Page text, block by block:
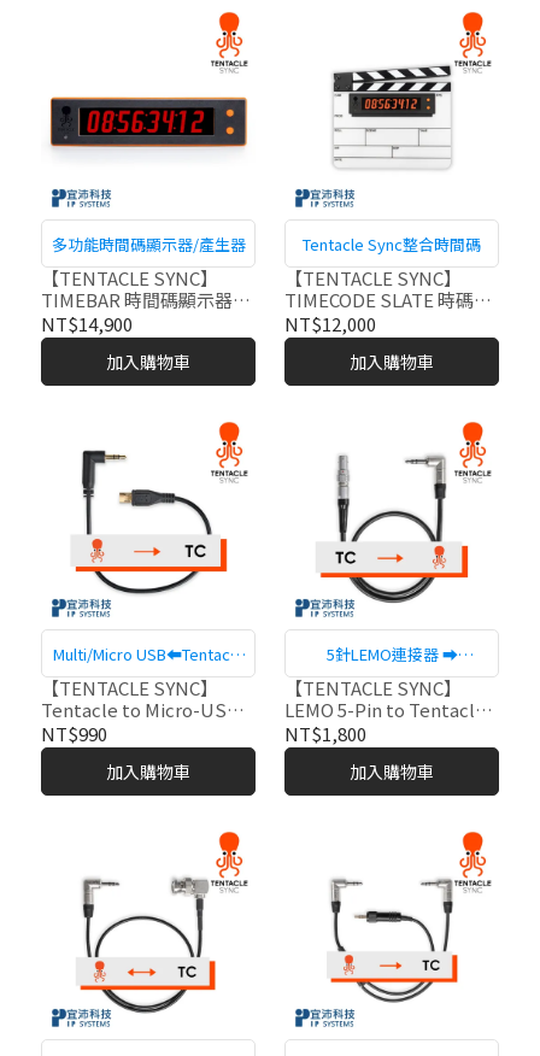
多功能時間碼顯示器/產生器
【TENTACLE SYNC】
TIMEBAR 時間碼顯示器/
產生器
NT$14,900
加入購物車
Tentacle Sync整合時間碼
【TENTACLE SYNC】
TIMECODE SLATE 時碼場
記板
NT$12,000
加入購物車
Multi/Micro USB⬅Tentacle
Sync
【TENTACLE SYNC】
Tentacle to Micro-USB
時間碼轉接線 (for Sony
FX3 / FX30 / A7S3 / A1)-
NT$990
加入購物車
5針LEMO連接器 ⮕
Tentacle Sync
【TENTACLE SYNC】
LEMO 5-Pin to Tentacle
時間碼轉接線-C03
NT$1,800
加入購物車